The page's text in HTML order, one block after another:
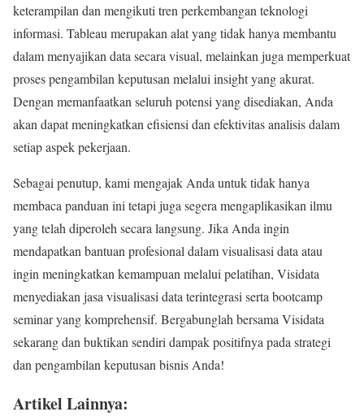
keterampilan dan mengikuti tren perkembangan teknologi
informasi. Tableau merupakan alat yang tidak hanya membantu
dalam menyajikan data secara visual, melainkan juga memperkuat
proses pengambilan keputusan melalui insight yang akurat.
Dengan memanfaatkan seluruh potensi yang disediakan, Anda
akan dapat meningkatkan efisiensi dan efektivitas analisis dalam
setiap aspek pekerjaan.
Sebagai penutup, kami mengajak Anda untuk tidak hanya
membaca panduan ini tetapi juga segera mengaplikasikan ilmu
yang telah diperoleh secara langsung. Jika Anda ingin
mendapatkan bantuan profesional dalam visualisasi data atau
ingin meningkatkan kemampuan melalui pelatihan, Visidata
menyediakan jasa visualisasi data terintegrasi serta bootcamp
seminar yang komprehensif. Bergabunglah bersama Visidata
sekarang dan buktikan sendiri dampak positifnya pada strategi
dan pengambilan keputusan bisnis Anda!
Artikel Lainnya: